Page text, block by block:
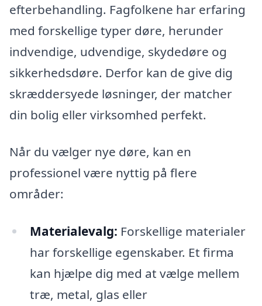
efterbehandling. Fagfolkene har erfaring
med forskellige typer døre, herunder
indvendige, udvendige, skydedøre og
sikkerhedsdøre. Derfor kan de give dig
skræddersyede løsninger, der matcher
din bolig eller virksomhed perfekt.
Når du vælger nye døre, kan en
professionel være nyttig på flere
områder:
Materialevalg: Forskellige materialer
har forskellige egenskaber. Et firma
kan hjælpe dig med at vælge mellem
træ, metal, glas eller